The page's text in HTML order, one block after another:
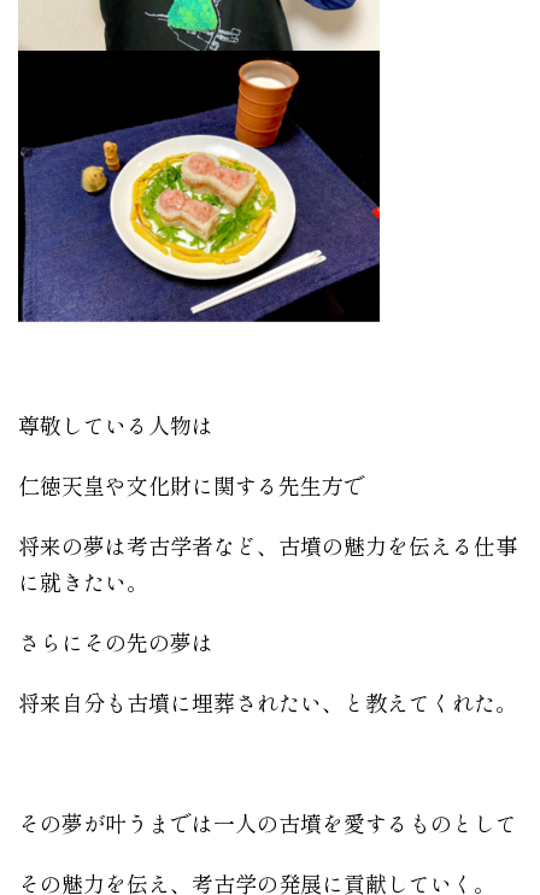
尊敬している人物は
仁徳天皇や文化財に関する先生方で
将来の夢は考古学者など、古墳の魅力を伝える仕事
に就きたい。
さらにその先の夢は
将来自分も古墳に埋葬されたい、と教えてくれた。
その夢が叶うまでは一人の古墳を愛するものとして
その魅力を伝え、考古学の発展に貢献していく。